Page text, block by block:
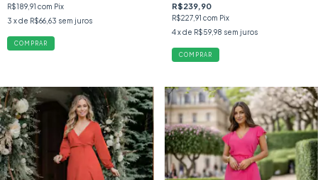
R$189,91 com Pix
3 x de R$66,63 sem juros
COMPRAR
R$239,90
R$227,91 com Pix
4 x de R$59,98 sem juros
COMPRAR